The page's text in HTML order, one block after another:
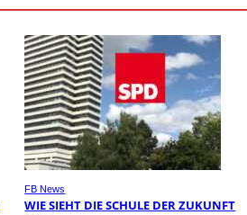
FB News
WIE SIEHT DIE SCHULE DER ZUKUNFT